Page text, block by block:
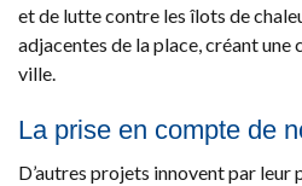
et de lutte contre les îlots de
adjacentes de la place, créant une
ville.
La prise en compte de
D’autres projets innovent par leur